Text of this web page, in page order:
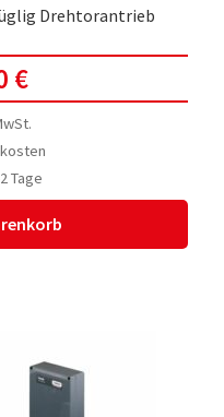
Drehtorantrieb
€
Tage